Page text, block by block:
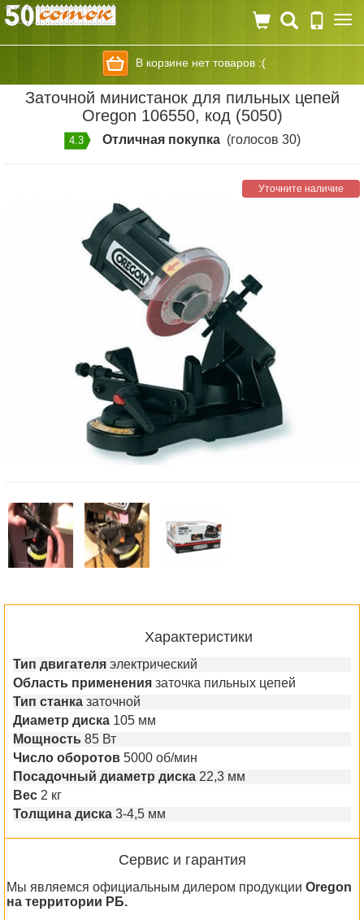
В корзине нет товаров :(
Заточной министанок для пильных цепей
Oregon 106550, код (5050)
4.3 Отличная покупка(голосов 30)
Уточните наличие
Характеристики
Тип двигателя электрический
Область применения заточка пильных цепей
Тип станка заточной
Диаметр диска 105 мм
Мощность 85 Вт
Число оборотов 5000 об/мин
Посадочный диаметр диска 22,3 мм
Вес 2 кг
Толщина диска 3-4,5 мм
Сервис и гарантия
Мы являемся официальным дилером продукции Oregon
на территории РБ.